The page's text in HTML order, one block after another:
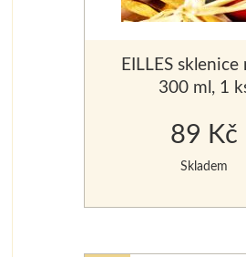
EILLES sklenice
300 ml, 1
89 Kč
Skladem